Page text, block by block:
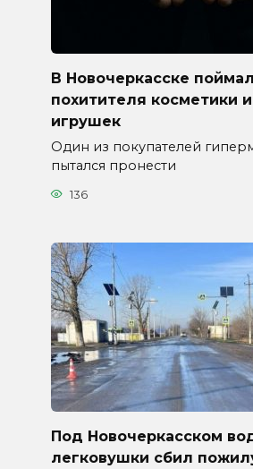
В Новочеркасске
похитителя косметики
игрушек
Один из покупателей
пытался пронести
136
Под Новочеркасском
легковушки сбил